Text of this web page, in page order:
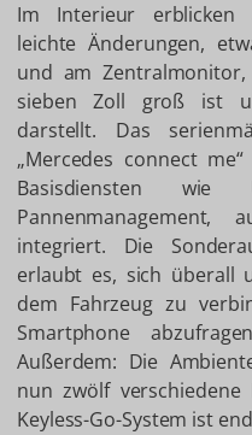
Im Interieur erblicken
leichte Änderungen,
und am
sieben Zoll groß ist
darstellt. Das
„Mercedes connect
Basisdiensten wie
integriert. Die
erlaubt es, sich überall
dem Fahrzeug zu
Smartphone
Außerdem: Die
nun zwölf
Keyless-Go-System ist